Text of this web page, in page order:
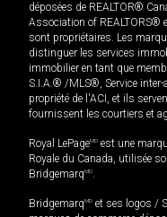
déposées de REALTOR®
Association of REALTORS®
sont propriétaires. Les
distinguer les services
immobilier en tant que
S.I.A.® /MLS®, Service
propriété de l'ACI, et ils
fournissent les courtiers et
Royal LePageMD est une
Royale du Canada, utilisée
BridgemarqMD.
BridgemarqMD et ses logos /